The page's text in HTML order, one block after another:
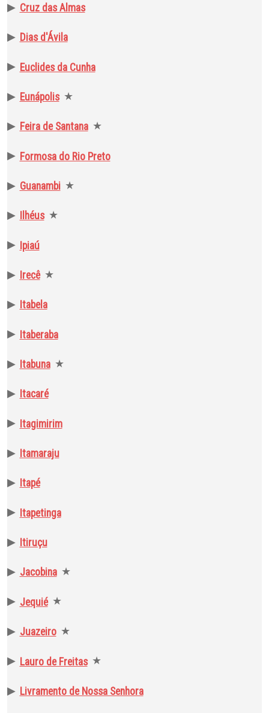
▶ Cruz das Almas
▶ Dias d'Ávila
▶ Euclides da Cunha
▶ Eunápolis ★
▶ Feira de Santana ★
▶ Formosa do Rio Preto
▶ Guanambi ★
▶ Ilhéus ★
▶ Ipiaú
▶ Irecê ★
▶ Itabela
▶ Itaberaba
▶ Itabuna ★
▶ Itacaré
▶ Itagimirim
▶ Itamaraju
▶ Itapé
▶ Itapetinga
▶ Itiruçu
▶ Jacobina ★
▶ Jequié ★
▶ Juazeiro ★
▶ Lauro de Freitas ★
▶ Livramento de Nossa Senhora